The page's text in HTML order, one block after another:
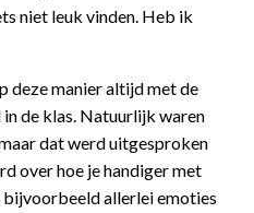
niet leuk vinden. Heb ik
deze manier altijd met de
de klas. Natuurlijk waren
dat werd uitgesproken
over hoe je handiger met
bijvoorbeeld allerlei emoties